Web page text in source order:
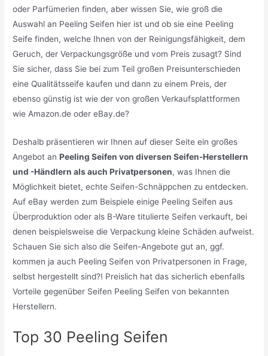
oder Parfümerien finden, aber wissen Sie, wie groß die
Auswahl an Peeling Seifen hier ist und ob sie eine Peeling
Seife finden, welche Ihnen von der Reinigungsfähigkeit, dem
Geruch, der Verpackungsgröße und vom Preis zusagt? Sind
Sie sicher, dass Sie bei zum Teil großen Preisunterschieden
eine Qualitätsseife kaufen und dann zu einem Preis, der
ebenso günstig ist wie der von großen Verkaufsplattformen
wie Amazon.de oder eBay.de?
Deshalb präsentieren wir Ihnen auf dieser Seite ein großes
Angebot anPeeling Seifen von diversen Seifen-Herstellern
und -Händlern als auch Privatpersonen, was Ihnen die
Möglichkeit bietet, echte Seifen-Schnäppchen zu entdecken.
Auf eBay werden zum Beispiele einige Peeling Seifen aus
Überproduktion oder als B-Ware titulierte Seifen verkauft, bei
denen beispielsweise die Verpackung kleine Schäden aufweist.
Schauen Sie sich also die Seifen-Angebote gut an, ggf.
kommen ja auch Peeling Seifen von Privatpersonen in Frage,
selbst hergestellt sind?! Preislich hat das sicherlich ebenfalls
Vorteile gegenüber Seifen Peeling Seifen von bekannten
Herstellern.
Top 30 Peeling Seifen